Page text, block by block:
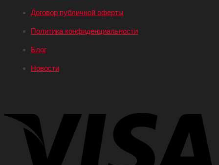
Договор публичной оферты
Политика конфиденциальности
Блог
Новости